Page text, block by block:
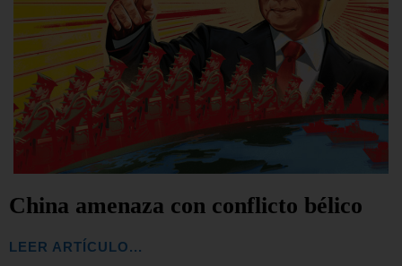
China amenaza con conflicto bélico
LEER ARTÍCULO...